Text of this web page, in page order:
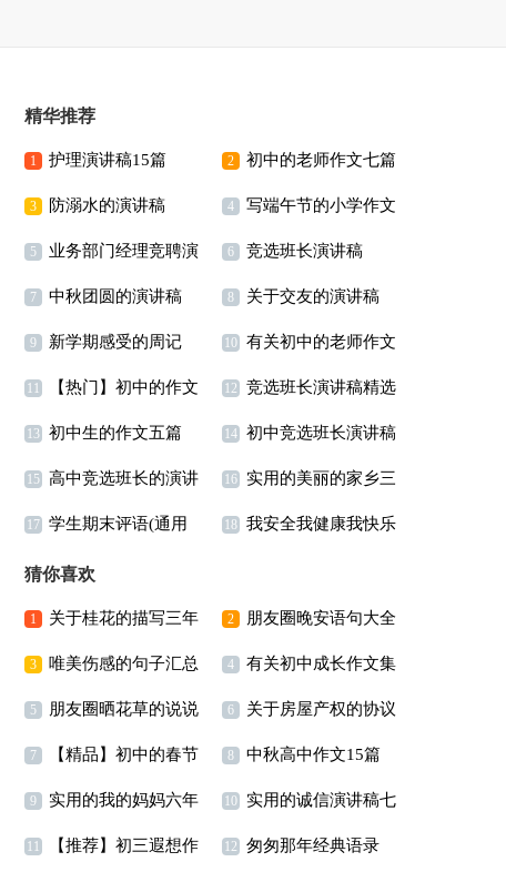
精华推荐
1 护理演讲稿15篇 2 初中的老师作文七篇
3 防溺水的演讲稿 4 写端午节的小学作文
5 业务部门经理竞聘演
讲稿
6 竞选班长演讲稿
【热】
7 中秋团圆的演讲稿 8 关于交友的演讲稿
9 新学期感受的周记 10 有关初中的老师作文
3篇
11 【热门】初中的作文
300字汇编八篇
12 竞选班长演讲稿精选
15篇
13 初中生的作文五篇 14 初中竞选班长演讲稿
15 高中竞选班长的演讲
稿
16 实用的美丽的家乡三
年级作文300字四篇
17 学生期末评语(通用
15篇)
18 我安全我健康我快乐
猜你喜欢
1 关于桂花的描写三年
级作文汇编6篇
2 朋友圈晚安语句大全
200句精选
3 唯美伤感的句子汇总
79条
4 有关初中成长作文集
锦8篇
5 朋友圈晒花草的说说
通用15篇
6 关于房屋产权的协议
书范文锦集9篇
7 【精品】初中的春节
作文汇总7篇
8 中秋高中作文15篇
9 实用的我的妈妈六年
级作文集合8篇
10 实用的诚信演讲稿七
篇
11 【推荐】初三遐想作 12 匆匆那年经典语录